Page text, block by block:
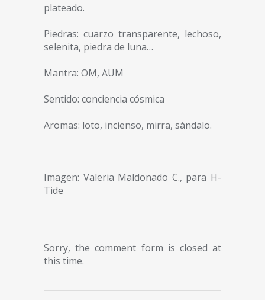
plateado.
Piedras: cuarzo transparente, lechoso,
selenita, piedra de luna…
Mantra: OM, AUM
Sentido: conciencia cósmica
Aromas: loto, incienso, mirra, sándalo.
Imagen: Valeria Maldonado C., para H-
Tide
Sorry, the comment form is closed at
this time.